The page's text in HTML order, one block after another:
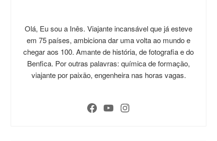
Olá, Eu sou a Inês. Viajante incansável que já esteve
em 75 países, ambiciona dar uma volta ao mundo e
chegar aos 100. Amante de história, de fotografia e do
Benfica. Por outras palavras: química de formação,
viajante por paixão, engenheira nas horas vagas.